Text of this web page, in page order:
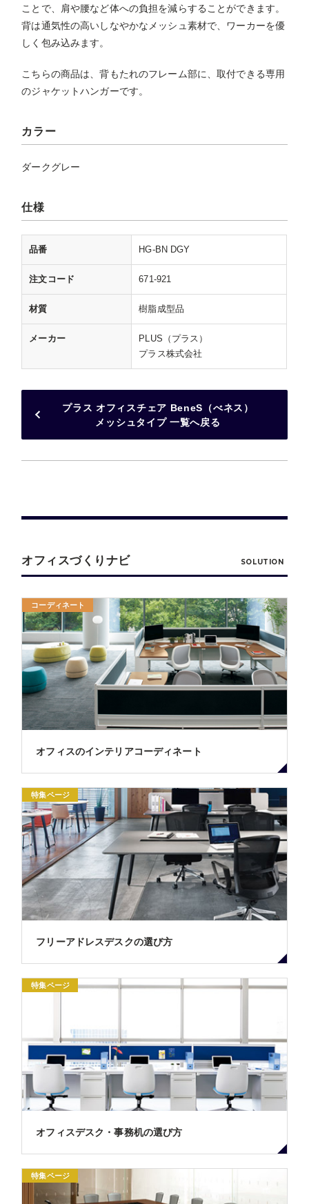
ことで、肩や腰など体への負担を減らすることができます。
背は通気性の高いしなやかなメッシュ素材で、ワーカーを優
しく包み込みます。
こちらの商品は、背もたれのフレーム部に、取付できる専用
のジャケットハンガーです。
カラー
ダークグレー
仕様
品番 HG-BN DGY
注文コード 671-921
材質 樹脂成型品
メーカー
PLUS（プラス）
プラス株式会社
プラス オフィスチェア BeneS（べネス）
メッシュタイプ 一覧へ戻る
オフィスづくりナビ SOLUTION
コーディネート
オフィスのインテリアコーディネート
特集ページ
フリーアドレスデスクの選び方
特集ページ
オフィスデスク・事務机の選び方
特集ページ